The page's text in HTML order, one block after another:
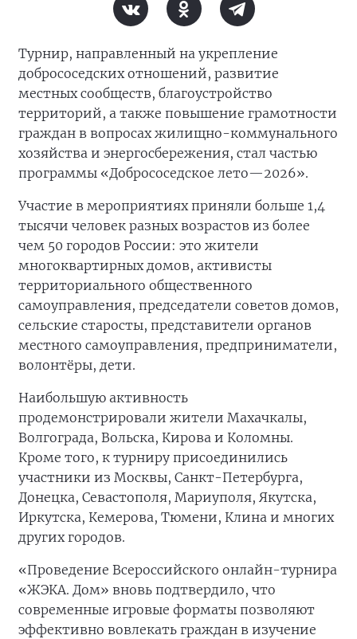
Турнир, направленный на укрепление
добрососедских отношений, развитие
местных сообществ, благоустройство
территорий, а также повышение грамотности
граждан в вопросах жилищно-коммунального
хозяйства и энергосбережения, стал частью
программы «Добрососедское лето—2026».
Участие в мероприятиях приняли больше 1,4
тысячи человек разных возрастов из более
чем 50 городов России: это жители
многоквартирных домов, активисты
территориального общественного
самоуправления, председатели советов домов,
сельские старосты, представители органов
местного самоуправления, предприниматели,
волонтёры, дети.
Наибольшую активность
продемонстрировали жители Махачкалы,
Волгограда, Вольска, Кирова и Коломны.
Кроме того, к турниру присоединились
участники из Москвы, Санкт-Петербурга,
Донецка, Севастополя, Мариуполя, Якутска,
Иркутска, Кемерова, Тюмени, Клина и многих
других городов.
«Проведение Всероссийского онлайн-турнира
«ЖЭКА. Дом» вновь подтвердило, что
современные игровые форматы позволяют
эффективно вовлекать граждан в изучение